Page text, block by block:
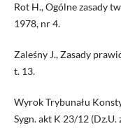
Rot H., Ogólne zasady
1978, nr 4.
Zaleśny J., Zasady
t. 13.
Wyrok Trybunału
Sygn. akt K 23/12 (Dz.U.